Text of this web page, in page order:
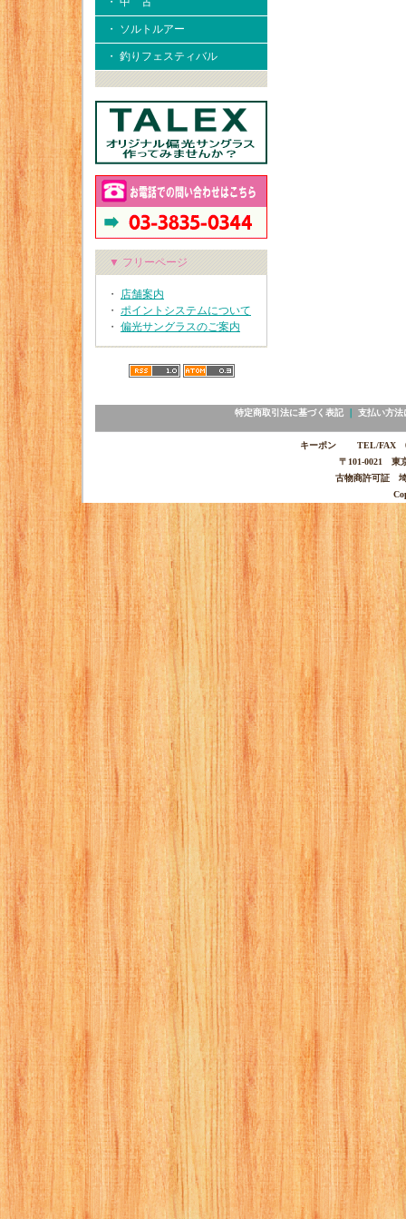
・ ソルトルアー
・ 釣りフェスティバル
▼ フリーページ
・ 店舗案内
・ ポイントシステムについて
・ 偏光サングラスのご案内
特定商取引法に基づく表記｜ 支払い方法
キーポン TEL/FAX
〒101-0021 東
古物商許可証